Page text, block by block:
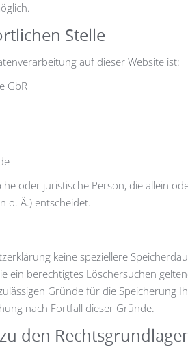
Stelle
auf dieser Website ist:
GbR
oder juristische Person, die allein
o. Ä.) entscheidet.
keine speziellere
ein berechtigtes Löschersuchen
Gründe für die Speicherung
nach Fortfall dieser Gründe.
den